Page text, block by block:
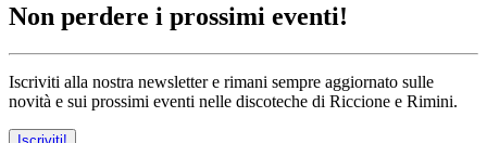
Non perdere i prossimi eventi!
Iscriviti alla nostra newsletter e rimani sempre aggiornato sulle
novità e sui prossimi eventi nelle discoteche di Riccione e Rimini.
Iscriviti!